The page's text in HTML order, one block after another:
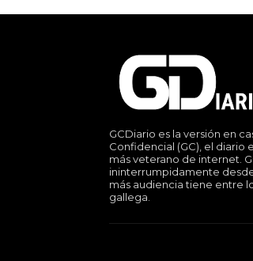
GCDiario es la versión en
Confidencial (GC), el
más veterano de internet.
ininterrumpidamente
más audiencia tiene entre
gallega.